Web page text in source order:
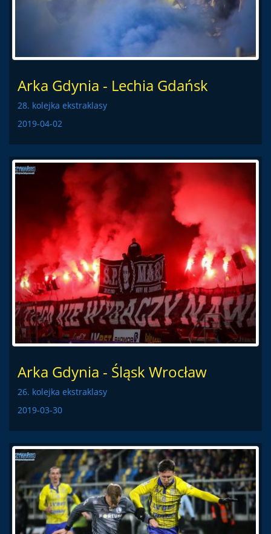
Arka Gdynia - Lechia Gdańsk
28. kolejka ekstraklasy
2019-04-02
Arka Gdynia - Śląsk Wrocław
26. kolejka ekstraklasy
2019-03-30